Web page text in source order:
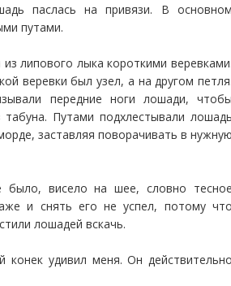
паслась на привязи. В
путами.
липового лыка короткими
веревки был узел, а на другом
передние ноги лошади,
Путами подхлестывали
заставляя поворачивать в
было, висело на шее, словно
и снять его не успел, потому
лошадей вскачь.
удивил меня. Он